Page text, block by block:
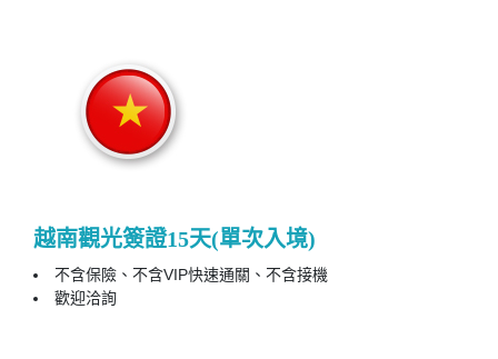
越南觀光簽證15天(單次入境)
不含保險、不含VIP快速通關、不含接機
歡迎洽詢